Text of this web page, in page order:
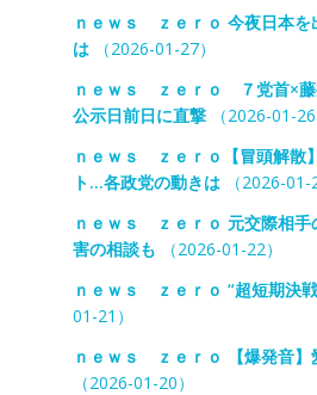
ｎｅｗｓ ｚｅｒｏ 今夜日本
は（2026-01-27）
ｎｅｗｓ ｚｅｒｏ ７党首×
公示日前日に直撃（2026-01-26
ｎｅｗｓ ｚｅｒｏ【冒頭解散
ト…各政党の動きは（2026-01-
ｎｅｗｓ ｚｅｒｏ 元交際相
害の相談も （2026-01-22）
ｎｅｗｓ ｚｅｒｏ “超短期決
01-21）
ｎｅｗｓ ｚｅｒｏ 【爆発音】
（2026-01-20）